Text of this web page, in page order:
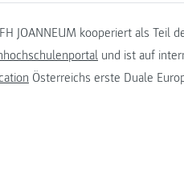
JOANNEUM kooperiert als Teil
und ist auf
Österreichs erste Duale